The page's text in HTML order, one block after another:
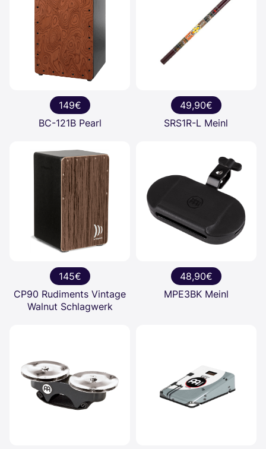
149€
BC-121B Pearl
49,90€
SRS1R-L Meinl
145€
CP90 Rudiments Vintage
Walnut Schlagwerk
48,90€
MPE3BK Meinl